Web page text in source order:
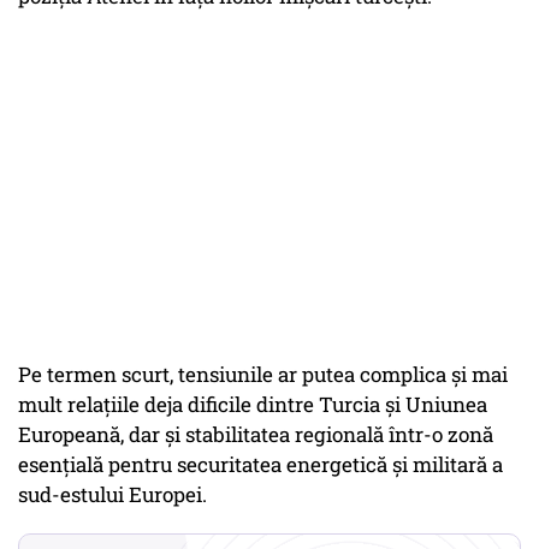
Pe termen scurt, tensiunile ar putea complica și mai
mult relațiile deja dificile dintre Turcia și Uniunea
Europeană, dar și stabilitatea regională într-o zonă
esențială pentru securitatea energetică și militară a
sud-estului Europei.